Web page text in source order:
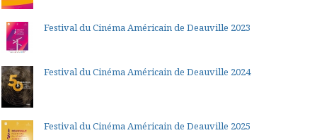
Festival du Cinéma Américain de Deauville 2023
Festival du Cinéma Américain de Deauville 2024
Festival du Cinéma Américain de Deauville 2025